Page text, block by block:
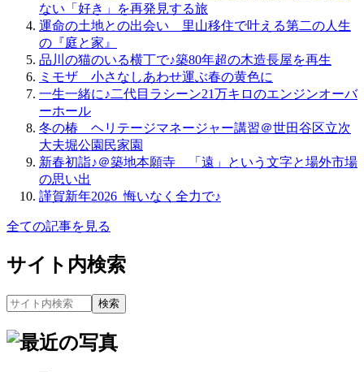
ない「好き」を再発見する旅
運命の土地との出会い＿里山移住で叶える第二の人生
の『庭と家』
品川の猫のいる横丁で♪築80年超の木造長屋を再生
ミモザ＿小さなしあわせ運ぶ春の黄色に
一生一緒に♪二代目ラシーン21万キロのエンジンオーバ
ーホール
冬の椿＿ヘリテージマネージャー講習＠世田谷区立次
大夫堀公園民家園
新春初詣♪＠築地本願寺＿「遠」という文字と場外市場
の思い出
謹賀新年2026_悔いなく全力で♪
全ての記事を見る
サイト内検索